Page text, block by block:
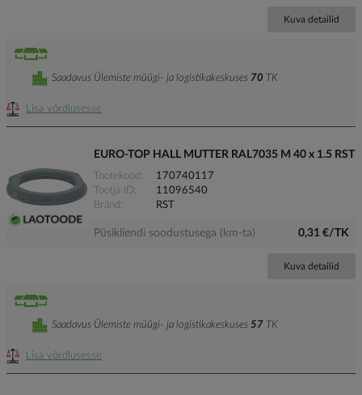
Kuva detailid
Lisa võrdlusesse
Saadavus Ülemiste müügi- ja logistikakeskuses 70 TK
EURO-TOP HALL MUTTER RAL7035 M 40 x 1.5 RST
Tootekood
170740117
Tootja ID
11096540
Bränd
RST
Püsikliendi soodustusega (km-ta) 0,31 €/TK
Kuva detailid
Lisa võrdlusesse
Saadavus Ülemiste müügi- ja logistikakeskuses 57 TK